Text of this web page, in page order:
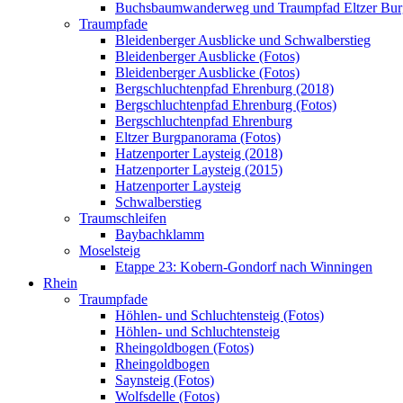
Buchsbaumwanderweg und Traumpfad Eltzer
Traumpfade
Bleidenberger Ausblicke und Schwalberstieg
Bleidenberger Ausblicke (Fotos)
Bleidenberger Ausblicke (Fotos)
Bergschluchtenpfad Ehrenburg (2018)
Bergschluchtenpfad Ehrenburg (Fotos)
Bergschluchtenpfad Ehrenburg
Eltzer Burgpanorama (Fotos)
Hatzenporter Laysteig (2018)
Hatzenporter Laysteig (2015)
Hatzenporter Laysteig
Schwalberstieg
Traumschleifen
Baybachklamm
Moselsteig
Etappe 23: Kobern-Gondorf nach Winningen
Rhein
Traumpfade
Höhlen- und Schluchtensteig (Fotos)
Höhlen- und Schluchtensteig
Rheingoldbogen (Fotos)
Rheingoldbogen
Saynsteig (Fotos)
Wolfsdelle (Fotos)